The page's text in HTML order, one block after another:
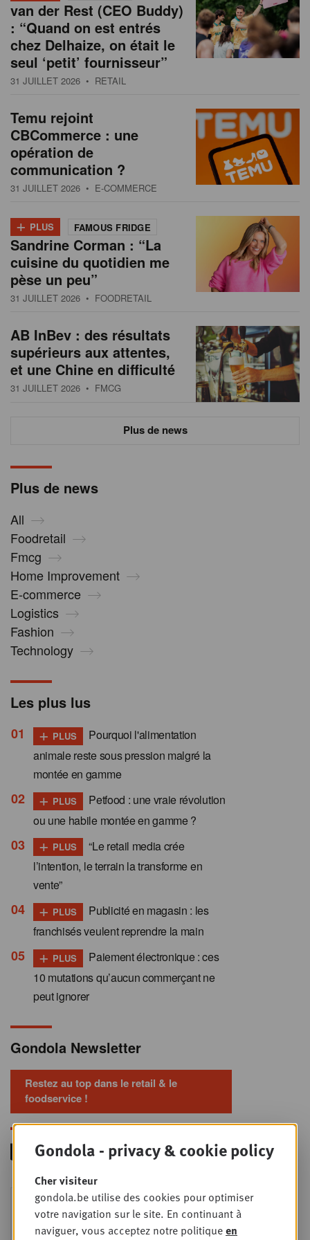
Plus de news
All
Foodretail
Fmcg
Home Improvement
E-commerce
Logistics
Fashion
Technology
van der Rest (CEO Buddy)
: “Quand on est entrés
chez Delhaize, on était le
seul ‘petit’ fournisseur”
31 JUILLET 2026 • RETAIL
Temu rejoint
CBCommerce : une
opération de
communication ?
31 JUILLET 2026 • E-COMMERCE
+ PLUS FAMOUS FRIDGE
Sandrine Corman : “La
cuisine du quotidien me
pèse un peu”
31 JUILLET 2026 • FOODRETAIL
AB InBev : des résultats
supérieurs aux attentes,
et une Chine en difficulté
31 JUILLET 2026 • FMCG
Plus de news
Les plus lus
+ PLUS
Pourquoi l'alimentation
animale reste sous pression malgré la
montée en gamme
+ PLUS
Petfood : une vraie révolution
ou une habile montée en gamme ?
+ PLUS
“Le retail media crée
l’intention, le terrain la transforme en
vente”
+ PLUS
Publicité en magasin : les
franchisés veulent reprendre la main
+ PLUS
Paiement électronique : ces
10 mutations qu’aucun commerçant ne
peut ignorer
Gondola Newsletter
Restez au top dans le retail & le
foodservice !
MER
9
SEPT
Foodservice - Joint
business planning
Intro to Negotiation: Succes aan de
Gondola - privacy & cookie policy
Cher visiteur
gondola.be utilise des cookies pour optimiser
votre navigation sur le site. En continuant à
naviguer, vous acceptez notre politiqueen